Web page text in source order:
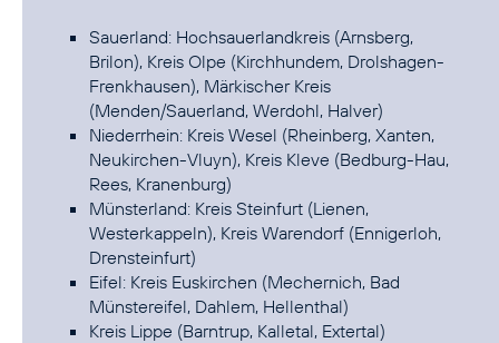
Sauerland: Hochsauerlandkreis (Arnsberg,
Brilon), Kreis Olpe (Kirchhundem, Drolshagen-
Frenkhausen), Märkischer Kreis
(Menden/Sauerland, Werdohl, Halver)
Niederrhein: Kreis Wesel (Rheinberg, Xanten,
Neukirchen-Vluyn), Kreis Kleve (Bedburg-Hau,
Rees, Kranenburg)
Münsterland: Kreis Steinfurt (Lienen,
Westerkappeln), Kreis Warendorf (Ennigerloh,
Drensteinfurt)
Eifel: Kreis Euskirchen (Mechernich, Bad
Münstereifel, Dahlem, Hellenthal)
Kreis Lippe (Barntrup, Kalletal, Extertal)